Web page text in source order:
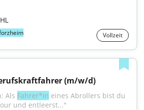
Vollzeit
(m/w/d)
Als Fahrer*in eines Abrollers bist du
und entleerst..."